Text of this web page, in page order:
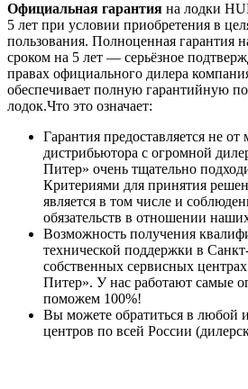
Официальная гарантия на лодки
5 лет при условии приобретения в
пользования. Полноценная гарантия
сроком на 5 лет — серьёзное
правах официального дилера
обеспечивает полную гарантийную
лодок.Что это означает:
Гарантия предоставляется не от
дистрибьютора с огромной
Питер» очень тщательно
Критериями для принятия
является в том числе и
обязательств в отношении
Возможность получения
технической поддержки в
собственных сервисных
Питер». У нас работают самые
поможем 100%!
Вы можете обратиться в любой
центров по всей России